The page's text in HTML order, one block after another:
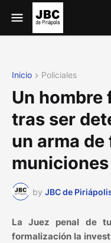
Inicio Policiales
Un hombre
tras ser
un arma de
municiones
by JBC de
La Juez penal de
formalización la